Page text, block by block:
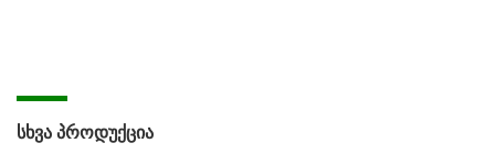
ᲡᲮᲕᲐ ᲞᲠᲝᲓᲣᲥᲪᲘᲐ